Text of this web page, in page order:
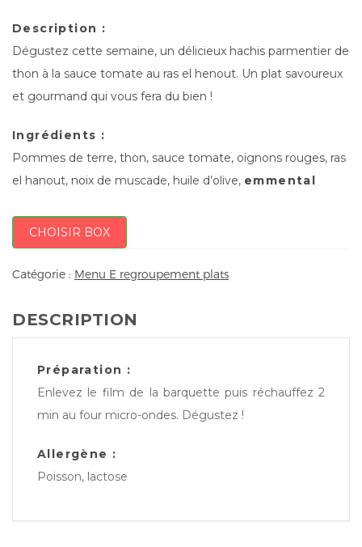
Description :
Dégustez cette semaine, un délicieux hachis parmentier de
thon à la sauce tomate au ras el henout. Un plat savoureux
et gourmand qui vous fera du bien !
Ingrédients :
Pommes de terre, thon, sauce tomate, oignons rouges, ras
el hanout, noix de muscade, huile d’olive, emmental
CHOISIR BOX
Catégorie : Menu E regroupement plats
DESCRIPTION
Préparation :
Enlevez le film de la barquette puis réchauffez 2
min au four micro-ondes. Dégustez !
Allergène :
Poisson, lactose